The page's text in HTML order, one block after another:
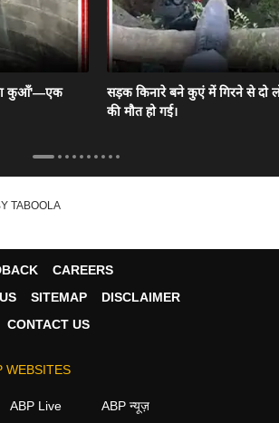
कुआँ'—एक
सड़क किनारे बने कुएं में गिरने से दो
की मौत हो गई।
TABOOLA
CAREERS
SITEMAP
DISCLAIMER
CONTACT US
WEBSITES
ABP Live ABP न्यूज़